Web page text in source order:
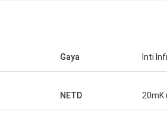
Gaya Inti
NETD 20mK